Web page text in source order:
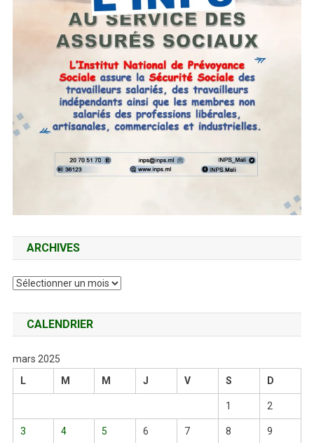
ARCHIVES
Archives
CALENDRIER
mars 2025
L
M M J V S D
1 2
3 4 5 6 7 8 9